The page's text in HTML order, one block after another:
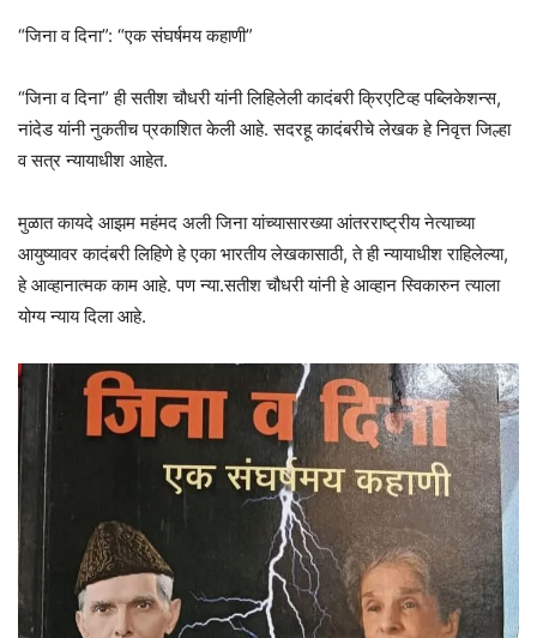
“जिना व दिना”: “एक संघर्षमय कहाणी”
“जिना व दिना” ही सतीश चौधरी यांनी लिहिलेली कादंबरी क्रिएटिव्ह पब्लिकेशन्स,
नांदेड यांनी नुकतीच प्रकाशित केली आहे. सदरहू कादंबरीचे लेखक हे निवृत्त जिल्हा
व सत्र न्यायाधीश आहेत.
मुळात कायदे आझम महंमद अली जिना यांच्यासारख्या आंतरराष्ट्रीय नेत्याच्या
आयुष्यावर कादंबरी लिहिणे हे एका भारतीय लेखकासाठी, ते ही न्यायाधीश राहिलेल्या,
हे आव्हानात्मक काम आहे. पण न्या.सतीश चौधरी यांनी हे आव्हान स्विकारुन त्याला
योग्य न्याय दिला आहे.